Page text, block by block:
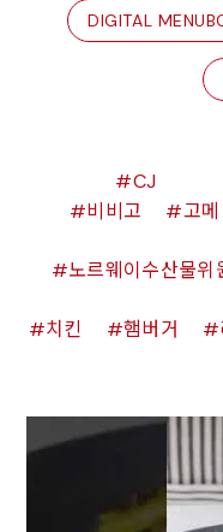
DIGITAL
CJ
비비고
고메
노르웨이수산물위
치킨 햄버거